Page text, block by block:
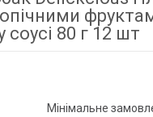
80 г 12 шт
Мінімальне